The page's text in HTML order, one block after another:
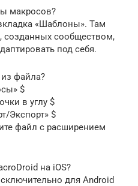
макросов?
«Шаблоны». Там
созданных сообществом,
под себя.
файла?
$
в углу $
Экспорт» $
файл с расширением
на iOS?
для Android